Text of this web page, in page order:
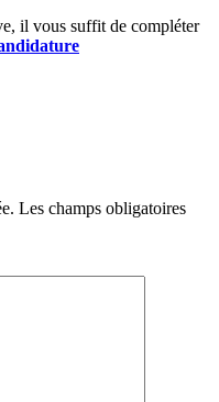
il vous suffit de compléter
Les champs obligatoires